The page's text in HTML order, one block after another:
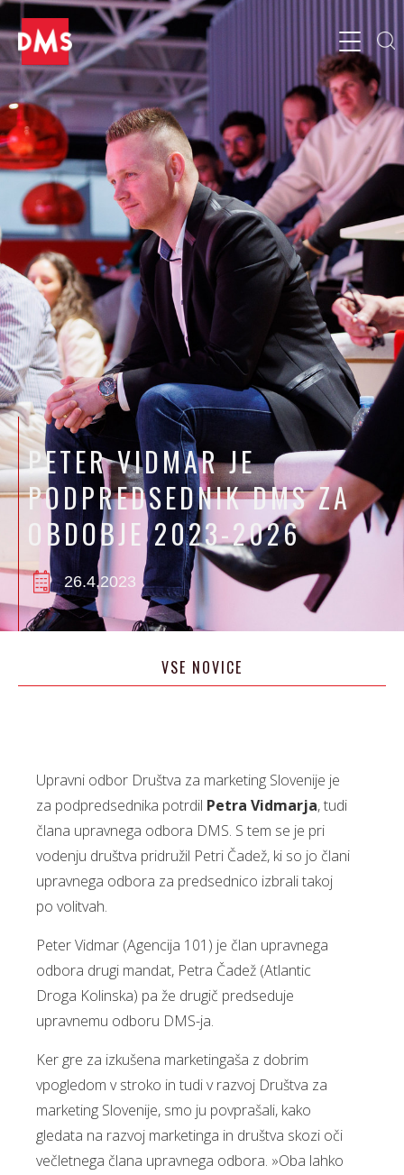
PETER VIDMAR JE
PODPREDSEDNIK DMS ZA
OBDOBJE 2023-2026
26.4.2023
VSE NOVICE
Upravni odbor Društva za marketing Slovenije je
za podpredsednika potrdil Petra Vidmarja, tudi
člana upravnega odbora DMS. S tem se je pri
vodenju društva pridružil Petri Čadež, ki so jo člani
upravnega odbora za predsednico izbrali takoj
po volitvah.
Peter Vidmar (Agencija 101) je član upravnega
odbora drugi mandat, Petra Čadež (Atlantic
Droga Kolinska) pa že drugič predseduje
upravnemu odboru DMS-ja.
Ker gre za izkušena marketingaša z dobrim
vpogledom v stroko in tudi v razvoj Društva za
marketing Slovenije, smo ju povprašali, kako
gledata na razvoj marketinga in društva skozi oči
večletnega člana upravnega odbora. »Oba lahko